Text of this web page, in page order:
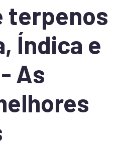
terpenos
Índica e
As